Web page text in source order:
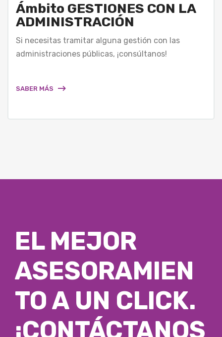
Ámbito GESTIONES CON LA
ADMINISTRACIÓN
Si necesitas tramitar alguna gestión con las
administraciones públicas, ¡consúltanos!
SABER MÁS
EL MEJOR
ASESORAMIEN
TO A UN CLICK.
¡CONTÁCTANOS